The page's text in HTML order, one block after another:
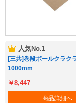
人気No.1
[三共]巻段ボールクラク
1000mm
￥8,447
商品詳細へ